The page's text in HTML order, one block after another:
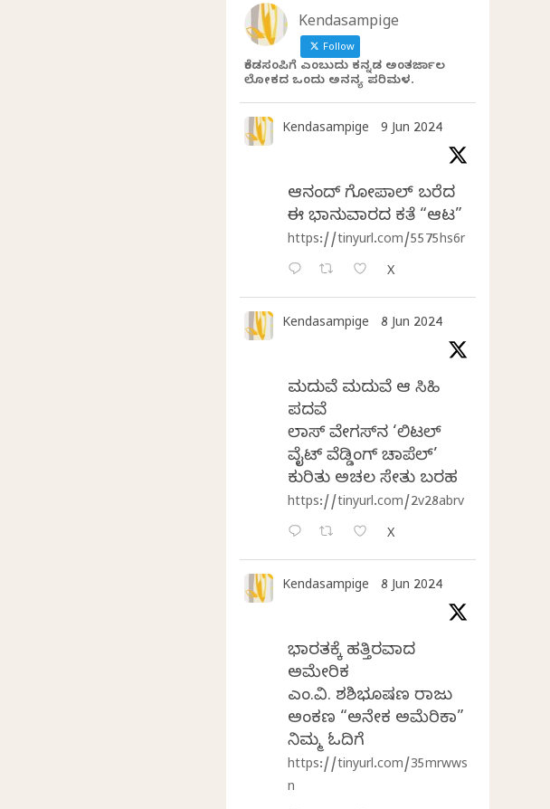
Kendasampige
Follow
ಕೆಂಡಸಂಪಿಗೆ ಎಂಬುದು ಕನ್ನಡ ಅಂತರ್ಜಾಲ
ಲೋಕದ ಒಂದು ಅನನ್ಯ ಪರಿಮಳ.
Kendasampige 9 Jun 2024
ಆನಂದ್‌ ಗೋಪಾಲ್‌ ಬರೆದ
ಈ ಭಾನುವಾರದ ಕತೆ “ಆಟ”
https://tinyurl.com/5575hs6r
X
Kendasampige 8 Jun 2024
ಮದುವೆ ಮದುವೆ ಆ ಸಿಹಿ
ಪದವೆ
ಲಾಸ್‌ ವೇಗಸ್‌ನ ‘ಲಿಟಲ್
ವೈಟ್ ವೆಡ್ಡಿಂಗ್ ಚಾಪೆಲ್’
ಕುರಿತು ಅಚಲ ಸೇತು ಬರಹ
https://tinyurl.com/2v28abrv
X
Kendasampige 8 Jun 2024
ಭಾರತಕ್ಕೆ ಹತ್ತಿರವಾದ
ಅಮೇರಿಕ
ಎಂ.ವಿ. ಶಶಿಭೂಷಣ ರಾಜು
ಅಂಕಣ “ಅನೇಕ ಅಮೆರಿಕಾ”
ನಿಮ್ಮ ಓದಿಗೆ
https://tinyurl.com/35mrwws
n